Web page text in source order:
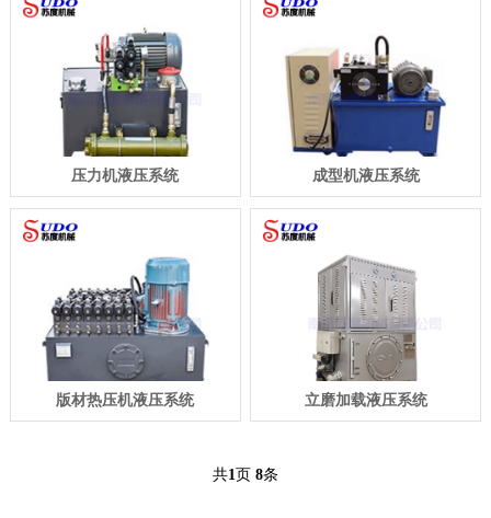
压力机液压系统 成型机液压系统
版材热压机液压系统 立磨加载液压系统
共1页 8条